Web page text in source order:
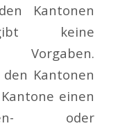
Kantonen
keine
Vorgaben.
Kantonen
einen
oder